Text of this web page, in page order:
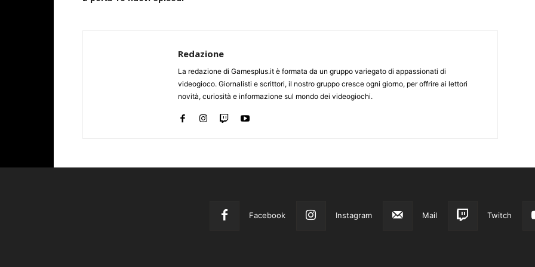
Redazione
La redazione di Gamesplus.it è formata da un gruppo variegato di appassionati di
videogioco. Giornalisti e scrittori, il nostro gruppo cresce ogni giorno, per offrire ai lettori
novità, curiosità e informazione sul mondo dei videogiochi.
Facebook Instagram Mail Twitch